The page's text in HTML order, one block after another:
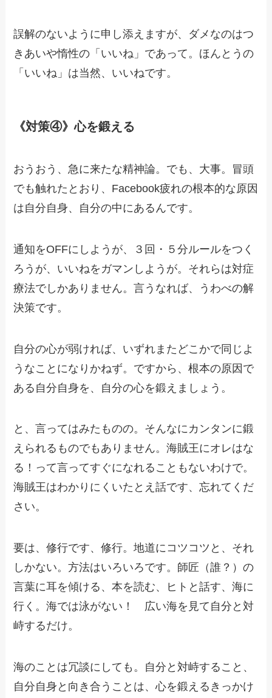
誤解のないように申し添えますが、ダメなのはつ
きあいや惰性の「いいね」であって。ほんとうの
「いいね」は当然、いいねです。
《対策④》心を鍛える
おうおう、急に来たな精神論。でも、大事。冒頭
でも触れたとおり、Facebook疲れの根本的な原因
は自分自身、自分の中にあるんです。
通知をOFFにしようが、３回・５分ルールをつく
ろうが、いいねをガマンしようが。それらは対症
療法でしかありません。言うなれば、うわべの解
決策です。
自分の心が弱ければ、いずれまたどこかで同じよ
うなことになりかねず。ですから、根本の原因で
ある自分自身を、自分の心を鍛えましょう。
と、言ってはみたものの。そんなにカンタンに鍛
えられるものでもありません。海賊王にオレはな
る！って言ってすぐになれることもないわけで。
海賊王はわかりにくいたとえ話です、忘れてくだ
さい。
要は、修行です、修行。地道にコツコツと、それ
しかない。方法はいろいろです。師匠（誰？）の
言葉に耳を傾ける、本を読む、ヒトと話す、海に
行く。海では泳がない！ 広い海を見て自分と対
峙するだけ。
海のことは冗談にしても。自分と対峙すること、
自分自身と向き合うことは、心を鍛えるきっかけ